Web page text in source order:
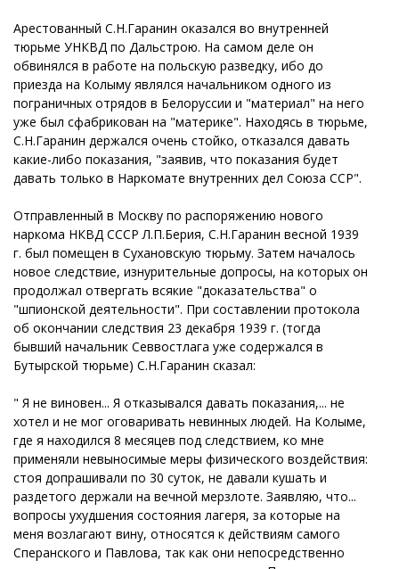
Арестованный С.Н.Гаранин оказался во внутренней
тюрьме УНКВД по Дальстрою. На самом деле он
обвинялся в работе на польскую разведку, ибо до
приезда на Колыму являлся начальником одного из
пограничных отрядов в Белоруссии и "материал" на него
уже был сфабрикован на "материке". Находясь в тюрьме,
С.Н.Гаранин держался очень стойко, отказался давать
какие-либо показания, "заявив, что показания будет
давать только в Наркомате внутренних дел Союза ССР".
Отправленный в Москву по распоряжению нового
наркома НКВД СССР Л.П.Берия, С.Н.Гаранин весной 1939
г. был помещен в Сухановскую тюрьму. Затем началось
новое следствие, изнурительные допросы, на которых он
продолжал отвергать всякие "доказательства" о
"шпионской деятельности". При составлении протокола
об окончании следствия 23 декабря 1939 г. (тогда
бывший начальник Севвостлага уже содержался в
Бутырской тюрьме) С.Н.Гаранин сказал:
" Я не виновен... Я отказывался давать показания,... не
хотел и не мог оговаривать невинных людей. На Колыме,
где я находился 8 месяцев под следствием, ко мне
применяли невыносимые меры физического воздействия:
стоя допрашивали по 30 суток, не давали кушать и
раздетого держали на вечной мерзлоте. Заявляю, что...
вопросы ухудшения состояния лагеря, за которые на
меня возлагают вину, относятся к действиям самого
Сперанского и Павлова, так как они непосредственно